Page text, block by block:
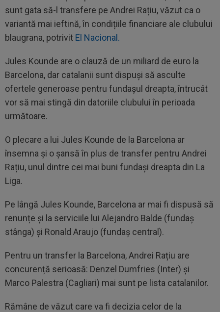
sunt gata să-l transfere pe Andrei Rațiu, văzut ca o
variantă mai ieftină, în condițiile financiare ale clubului
blaugrana, potrivit El Nacional.
Jules Kounde are o clauză de un miliard de euro la
Barcelona, dar catalanii sunt dispuși să asculte
ofertele generoase pentru fundașul dreapta, întrucât
vor să mai stingă din datoriile clubului în perioada
următoare.
O plecare a lui Jules Kounde de la Barcelona ar
însemna și o șansă în plus de transfer pentru Andrei
Rațiu, unul dintre cei mai buni fundași dreapta din La
Liga.
Pe lângă Jules Kounde, Barcelona ar mai fi dispusă să
renunțe și la serviciile lui Alejandro Balde (fundaș
stânga) și Ronald Araujo (fundaș central).
Pentru un transfer la Barcelona, Andrei Rațiu are
concurență serioasă: Denzel Dumfries (Inter) și
Marco Palestra (Cagliari) mai sunt pe lista catalanilor.
Rămâne de văzut care va fi decizia celor de la